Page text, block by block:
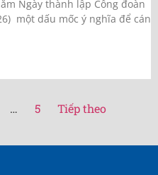
Ngày thành lập Công đoàn
một dấu mốc ý nghĩa để cán
… 5 Tiếp theo